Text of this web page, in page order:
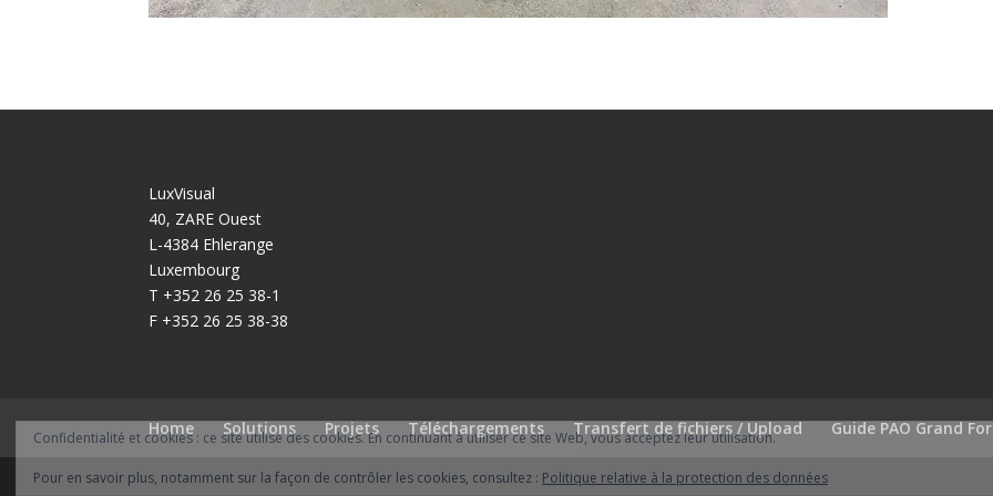
LuxVisual
40, ZARE Ouest
L-4384 Ehlerange
Luxembourg
T +352 26 25 38-1
F +352 26 25 38-38
Home Solutions Projets Téléchargements Transfert de fichiers / Upload Guide PAO Grand